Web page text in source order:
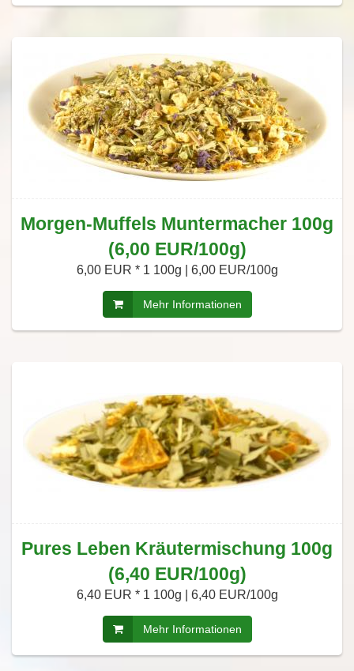
Morgen-Muffels Muntermacher 100g
(6,00 EUR/100g)
6,00 EUR * 1 100g | 6,00 EUR/100g
Mehr Informationen
Pures Leben Kräutermischung 100g
(6,40 EUR/100g)
6,40 EUR * 1 100g | 6,40 EUR/100g
Mehr Informationen